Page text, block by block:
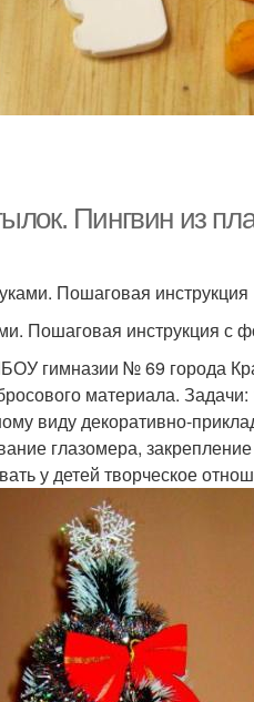
Пингвин из
Пошаговая инструкция
Пошаговая инструкция с
гимназии № 69 города
материала.
виду декоративно-
глазомера,
у детей творческое